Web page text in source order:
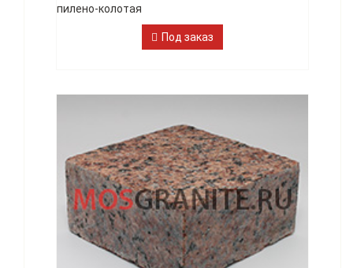
пилено-колотая
Под заказ